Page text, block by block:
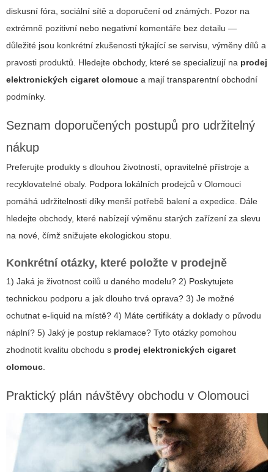
diskusní fóra, sociální sítě a doporučení od známých. Pozor na
extrémně pozitivní nebo negativní komentáře bez detailu —
důležité jsou konkrétní zkušenosti týkající se servisu, výměny dílů a
pravosti produktů. Hledejte obchody, které se specializují na prodej
elektronických cigaret olomouc a mají transparentní obchodní
podmínky.
Seznam doporučených postupů pro udržitelný
nákup
Preferujte produkty s dlouhou životností, opravitelné přístroje a
recyklovatelné obaly. Podpora lokálních prodejců v Olomouci
pomáhá udržitelnosti díky menší potřebě balení a expedice. Dále
hledejte obchody, které nabízejí výměnu starých zařízení za slevu
na nové, čímž snižujete ekologickou stopu.
Konkrétní otázky, které položte v prodejně
1) Jaká je životnost coilů u daného modelu? 2) Poskytujete
technickou podporu a jak dlouho trvá oprava? 3) Je možné
ochutnat e-liquid na místě? 4) Máte certifikáty a doklady o původu
náplní? 5) Jaký je postup reklamace? Tyto otázky pomohou
zhodnotit kvalitu obchodu s prodej elektronických cigaret
olomouc
Praktický plán návštěvy obchodu v Olomouci